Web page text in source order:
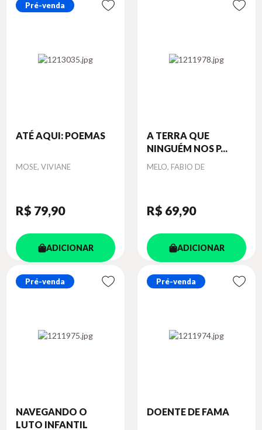
Pré-venda
ATÉ AQUI: POEMAS
Autor
MOSE, VIVIANE
R$ 79,90
ADICIONAR
A TERRA QUE
NINGUÉM NOS P...
Autor
MELO, FABIO DE
R$ 69,90
ADICIONAR
Pré-venda
NAVEGANDO O
LUTO INFANTIL
Pré-venda
DOENTE DE FAMA